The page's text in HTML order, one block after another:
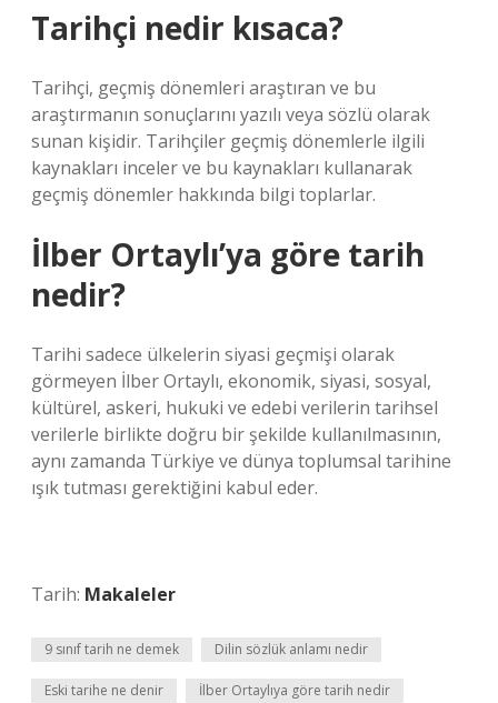
Tarihçi nedir kısaca?
Tarihçi, geçmiş dönemleri araştıran ve bu
araştırmanın sonuçlarını yazılı veya sözlü olarak
sunan kişidir. Tarihçiler geçmiş dönemlerle ilgili
kaynakları inceler ve bu kaynakları kullanarak
geçmiş dönemler hakkında bilgi toplarlar.
İlber Ortaylı’ya göre tarih
nedir?
Tarihi sadece ülkelerin siyasi geçmişi olarak
görmeyen İlber Ortaylı, ekonomik, siyasi, sosyal,
kültürel, askeri, hukuki ve edebi verilerin tarihsel
verilerle birlikte doğru bir şekilde kullanılmasının,
aynı zamanda Türkiye ve dünya toplumsal tarihine
ışık tutması gerektiğini kabul eder.
Tarih: Makaleler
9 sınıf tarih ne demek Dilin sözlük anlamı nedir
Eski tarihe ne denir İlber Ortaylıya göre tarih nedir